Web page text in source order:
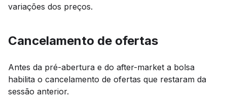
variações dos preços.
Cancelamento de ofertas
Antes da pré-abertura e do after-market a bolsa
habilita o cancelamento de ofertas que restaram da
sessão anterior.